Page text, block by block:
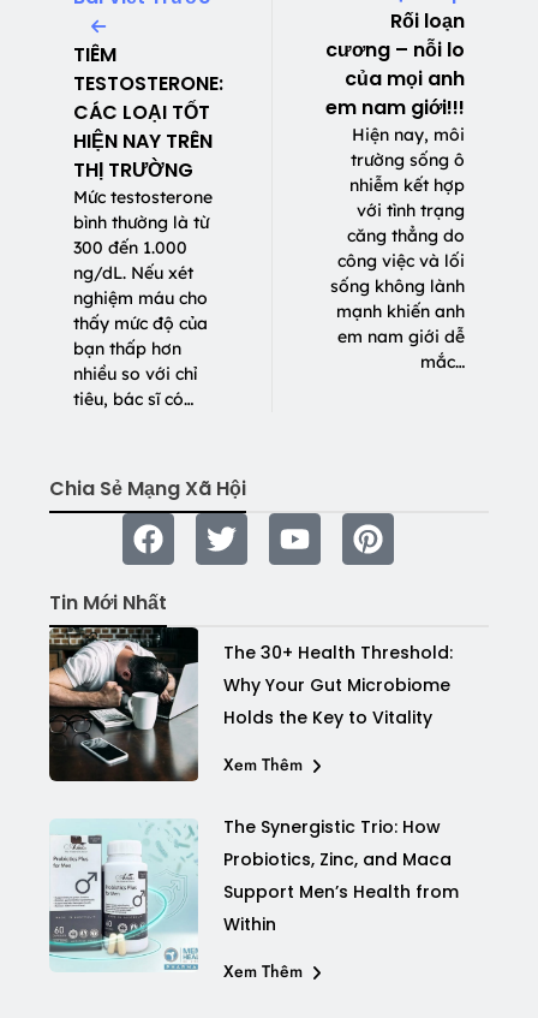
TIÊM
TESTOSTERONE:
CÁC LOẠI TỐT
HIỆN NAY TRÊN
THỊ TRƯỜNG
Mức testosterone
bình thường là từ
300 đến 1.000
ng/dL. Nếu xét
nghiệm máu cho
thấy mức độ của
bạn thấp hơn
nhiều so với chỉ
tiêu, bác sĩ có…
Rối loạn
cương – nỗi lo
của mọi anh
em nam giới!!!
Hiện nay, môi
trường sống ô
nhiễm kết hợp
với tình trạng
căng thẳng do
công việc và lối
sống không lành
mạnh khiến anh
em nam giới dễ
mắc…
Chia Sẻ Mạng Xã Hội
Tin Mới Nhất
The 30+ Health Threshold:
Why Your Gut Microbiome
Holds the Key to Vitality
Xem Thêm
The Synergistic Trio: How
Probiotics, Zinc, and Maca
Support Men’s Health from
Within
Xem Thêm